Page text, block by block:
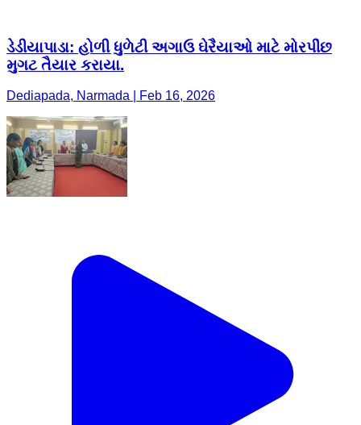
ડેડીયાપાડા: હોળી ધુળેટી અગાઉ ઘેરૈયાઓ માટે મોરપીંછ
મુગટ તૈયાર કરાયા.
Dediapada, Narmada | Feb 16, 2026